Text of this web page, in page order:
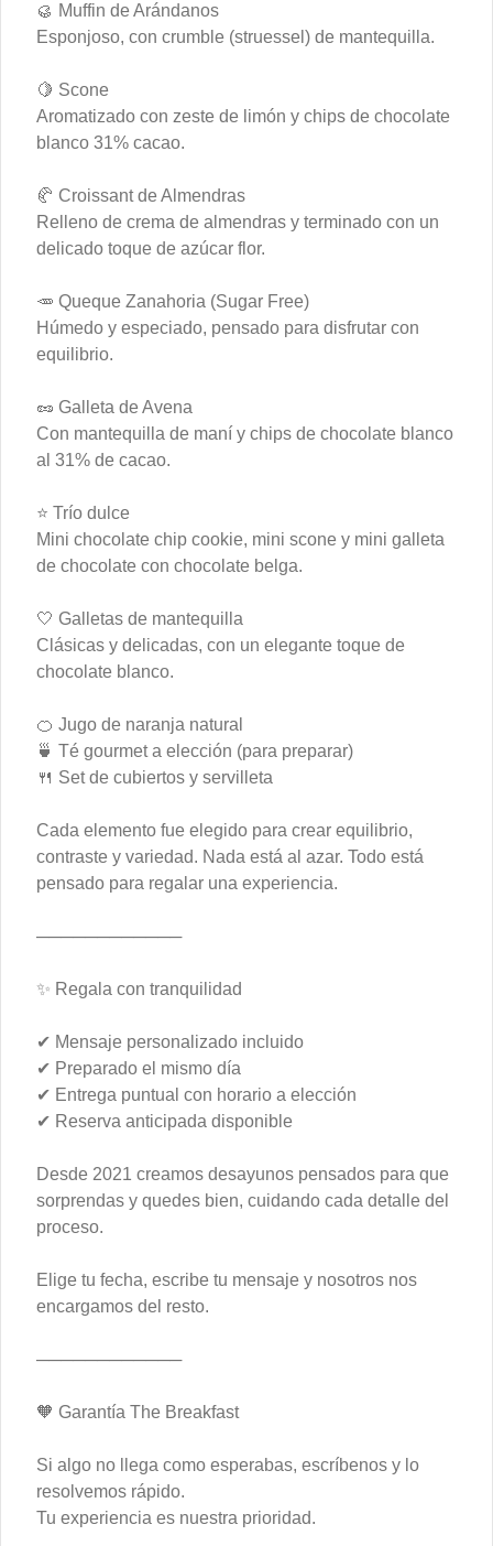
$7.500
Marraqueta ave palta
Disfruta una marraqueta artesanal con
(opcional).
$7.700
Special Croissant
Disfruta de esta exquisita combinación
de sabores: Croissant con huevos
derretido y palta.
$11.500
Eggs
palta
Huevos revueltos acompañado de pan
más porción de palta.
Omelette
tres ingredientes a elección.
Pancakes
Blueberry Pancakes
arándanos y syrup hecho en casa para
untar.
$7.500
Panqueques con syrup hecho en casa y
mantequilla para untar.
Bakery
Banana Bread
🥮 Muffin de Arándanos
Esponjoso, con crumble (struessel) de mantequilla.
🍋 Scone
Aromatizado con zeste de limón y chips de chocolate
blanco 31% cacao.
🥐 Croissant de Almendras
Relleno de crema de almendras y terminado con un
delicado toque de azúcar flor.
🥕 Queque Zanahoria (Sugar Free)
Húmedo y especiado, pensado para disfrutar con
equilibrio.
🥜 Galleta de Avena
Con mantequilla de maní y chips de chocolate blanco
al 31% de cacao.
⭐ Trío dulce
Mini chocolate chip cookie, mini scone y mini galleta
de chocolate con chocolate belga.
🤍 Galletas de mantequilla
Clásicas y delicadas, con un elegante toque de
chocolate blanco.
🍊 Jugo de naranja natural
🍵 Té gourmet a elección (para preparar)
🍴 Set de cubiertos y servilleta
Cada elemento fue elegido para crear equilibrio,
contraste y variedad. Nada está al azar. Todo está
pensado para regalar una experiencia.
────────────
✨ Regala con tranquilidad
✔ Mensaje personalizado incluido
✔ Preparado el mismo día
✔ Entrega puntual con horario a elección
✔ Reserva anticipada disponible
Desde 2021 creamos desayunos pensados para que
sorprendas y quedes bien, cuidando cada detalle del
proceso.
Elige tu fecha, escribe tu mensaje y nosotros nos
encargamos del resto.
────────────
🧡 Garantía The Breakfast
Si algo no llega como esperabas, escríbenos y lo
resolvemos rápido.
Tu experiencia es nuestra prioridad.